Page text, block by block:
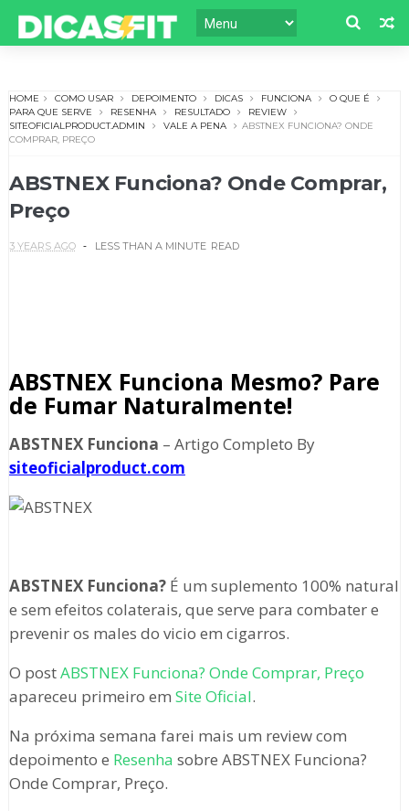
HOME COMO USAR DEPOIMENTO DICAS FUNCIONA
O QUE É
PARA QUE SERVE
RESENHA RESULTADO
REVIEW
SITEOFICIALPRODUCT.ADMIN
VALE A PENA
ABSTNEX FUNCIONA? ONDE
COMPRAR, PREÇO
ABSTNEX Funciona? Onde Comprar,
Preço
3 YEARS AGO LESS THAN A MINUTE READ
ABSTNEX Funciona Mesmo? Pare
de Fumar Naturalmente!
ABSTNEX Funciona – Artigo Completo By
siteoficialproduct.com
ABSTNEX Funciona?É um suplemento 100% natural
e sem efeitos colaterais, que serve para combater e
prevenir os males do vicio em cigarros.
O postABSTNEX Funciona? Onde Comprar, Preço
apareceu primeiro em Site Oficial.
Na próxima semana farei mais um review com
depoimento e Resenha sobre ABSTNEX Funciona?
Onde Comprar, Preço.